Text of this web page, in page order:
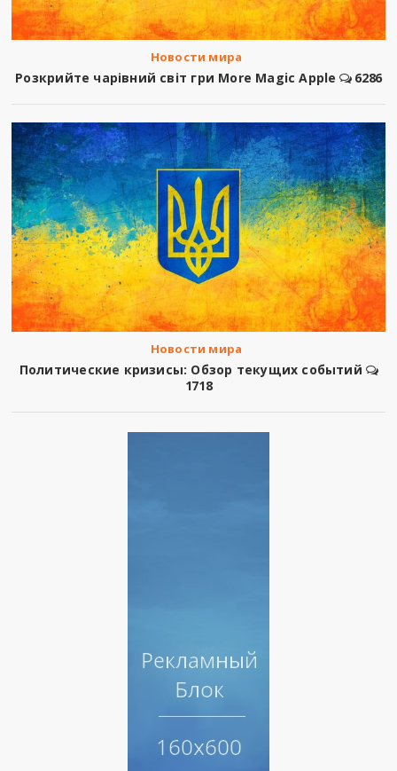
Новости мира
Розкрийте чарівний світ гри More Magic Apple 6286
Новости мира
Политические кризисы: Обзор текущих событий
1718